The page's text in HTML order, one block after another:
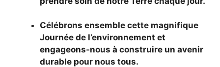
Célébrons ensemble cette magnifique
Journée de l’environnement et
engageons-nous à construire un avenir
durable pour nous tous.